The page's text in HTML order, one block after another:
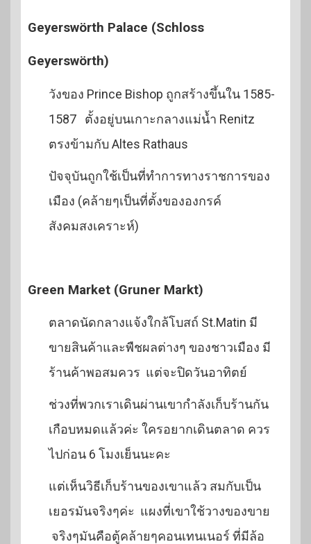
Geyerswörth Palace (Schloss
Geyerswörth)
วังของ Prince Bishop ถูกสร้างขึ้นใน 1585-
1587 ตั้งอยู่บนเกาะกลางแม่น้ำ Renitz
ตรงข้ามกับ Altes Rathaus
ปัจจุบันถูกใช้เป็นที่ทำการทางราชการของ
เมือง (คล้ายๆเป็นที่ตั้งขององกรค์
สังคมสงเคราะห์)
Green Market (Gruner Markt)
ตลาดนัดกลางแจ้งใกล้โบสถ์ St.Matin มี
ขายสินค้าและพืชผลต่างๆ ของชาวเมือง มี
ร้านค้าพอสมควร แต่จะปิดวันอาทิตย์
ช่วงที่พวกเราเดินผ่านเขากำลังเก็บร้านกัน
เกือบหมดแล้วค่ะ ใครอยากเดินตลาด ควร
ไปก่อน 6 โมงเย็นนะคะ
แต่เห็นวิธีเก็บร้านของเขาแล้ว สมกับเป็น
เยอรมันจริงๆค่ะ แผงที่เขาใช้วางของขาย
จริงๆมันคือตู้คล้ายๆคอนเทนเนอร์ ที่มีล้อ